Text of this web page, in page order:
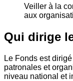
Veiller à la
aux
Qui dirige
Le Fonds est
patronales et
niveau national et